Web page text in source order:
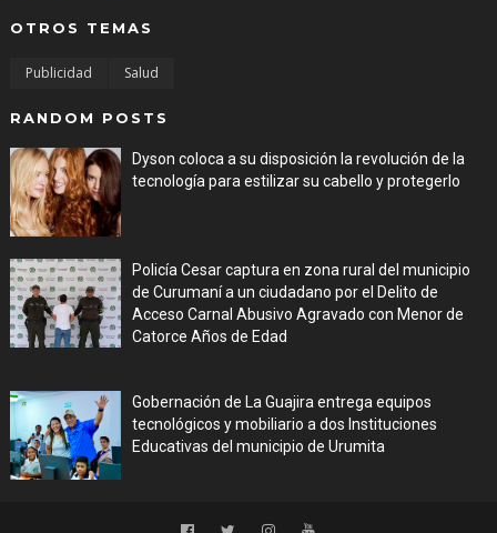
OTROS TEMAS
Publicidad Salud
RANDOM POSTS
Dyson coloca a su disposición la revolución de la
tecnología para estilizar su cabello y protegerlo
Policía Cesar captura en zona rural del municipio
de Curumaní a un ciudadano por el Delito de
Acceso Carnal Abusivo Agravado con Menor de
Catorce Años de Edad
Gobernación de La Guajira entrega equipos
tecnológicos y mobiliario a dos Instituciones
Educativas del municipio de Urumita